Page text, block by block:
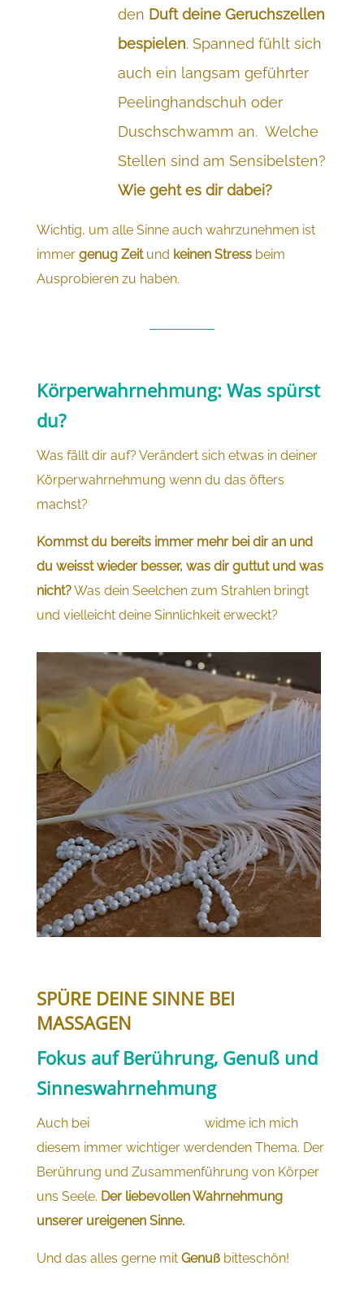
den Duft deine Geruchszellen
bespielen. Spanned fühlt sich
auch ein langsam geführter
Peelinghandschuh oder
Duschschwamm an. Welche
Stellen sind am Sensibelsten?
Wie geht es dir dabei?
Wichtig, um alle Sinne auch wahrzunehmen ist
immer genug Zeitund keinen Stressbeim
Ausprobieren zu haben.
Körperwahrnehmung: Was spürst
du?
Was fällt dir auf? Verändert sich etwas in deiner
Körperwahrnehmung wenn du das öfters
machst?
Kommst du bereits immer mehr bei dir an und
du weisst wieder besser, was dir guttut und was
nicht?Was dein Seelchen zum Strahlen bringt
und vielleicht deine Sinnlichkeit erweckt?
SPÜRE DEINE SINNE BEI
MASSAGEN
Fokus auf Berührung, Genuß und
Sinneswahrnehmung
Auch bei
widme ich mich
diesem immer wichtiger werdenden Thema. Der
Berührung und Zusammenführung von Körper
uns Seele. Der liebevollen Wahrnehmung
unserer ureigenen Sinne.
Und das alles gerne mit Genußbitteschön!